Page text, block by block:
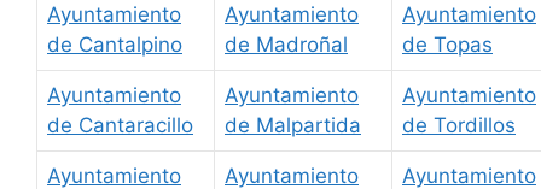
Ayuntamiento
de Cantalpino
Ayuntamiento
de Madroñal
Ayuntamiento
de Topas
Ayuntamiento
de Cantaracillo
Ayuntamiento
de Malpartida
Ayuntamiento
de Tordillos
Ayuntamiento
Ayuntamiento
Ayuntamiento